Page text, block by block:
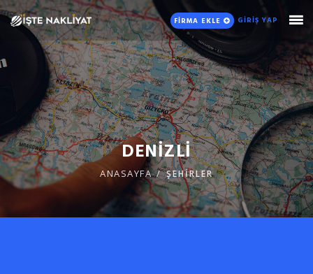
FİRMA EKLE GİRİŞ YAP
DENİZLİ
ANASAYFA ŞEHİRLER